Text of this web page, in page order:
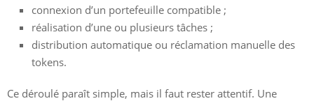
connexion d’un portefeuille compatible ;
réalisation d’une ou plusieurs tâches ;
distribution automatique ou réclamation manuelle des
tokens.
Ce déroulé paraît simple, mais il faut rester attentif. Une